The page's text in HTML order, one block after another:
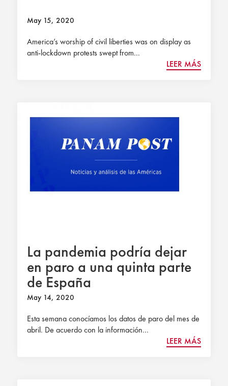
May 15, 2020
America’s worship of civil liberties was on display as
anti-lockdown protests swept from...
LEER MÁS
La pandemia podría dejar
en paro a una quinta parte
de España
May 14, 2020
Esta semana conocíamos los datos de paro del mes de
abril. De acuerdo con la información...
LEER MÁS